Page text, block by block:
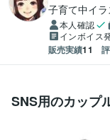
子育て中イ
本人確認
インボイス
販売実績11
SNS用のカップ